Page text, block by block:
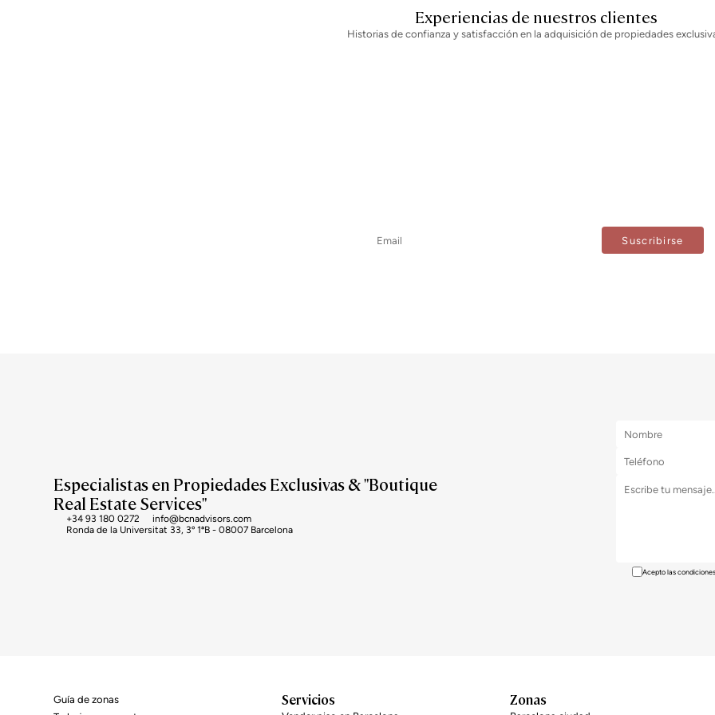
Experiencias de nuestros clientes
Historias de confianza y satisfacción en la adquisición de propiedades
Especialistas en Propiedades Exclusivas & "Boutique
Real Estate Services"
+34 93 180 0272
info@bcnadvisors.com
Ronda de la Universitat 33, 3º 1ªB - 08007 Barcelona
Acepto las
Guía de zonas
Servicios Zonas